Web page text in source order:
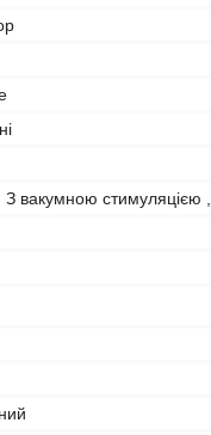
З вакумною стимуляцією